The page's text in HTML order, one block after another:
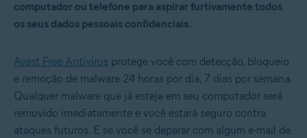
computador ou telefone para aspirar furtivamente todos
os seus dados pessoais confidenciais.
Avast Free Antivirus protege você com detecção, bloqueio
e remoção de malware 24 horas por dia, 7 dias por semana.
Qualquer malware que já esteja em seu computador será
removido imediatamente e você estará seguro contra
ataques futuros. E se você se deparar com algum e-mail de